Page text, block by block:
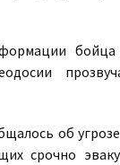
об
срочно